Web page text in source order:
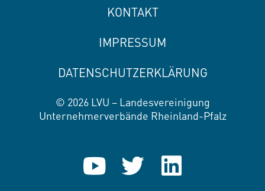
KONTAKT
IMPRESSUM
DATENSCHUTZERKLÄRUNG
© 2026 LVU – Landesvereinigung
Unternehmerverbände Rheinland-Pfalz